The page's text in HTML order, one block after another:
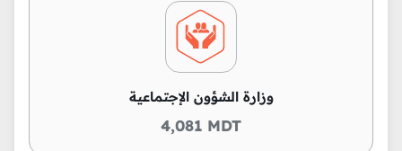
وزارة الشؤون الإجتماعية
4,081 MDT